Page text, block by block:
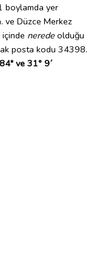
yer
ve Düzce Merkez
nerede olduğu
posta kodu 34398.
ve 31° 9´